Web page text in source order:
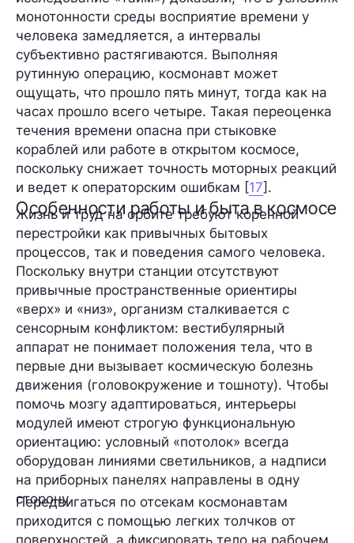
монотонности среды восприятие времени у
человека замедляется, а интервалы
субъективно растягиваются. Выполняя
рутинную операцию, космонавт может
ощущать, что прошло пять минут, тогда как на
часах прошло всего четыре. Такая переоценка
течения времени опасна при стыковке
кораблей или работе в открытом космосе,
поскольку снижает точность моторных реакций
и ведет к операторским ошибкам [17].
Особенности работы и быта в космосе
Жизнь и труд на орбите требуют коренной
перестройки как привычных бытовых
процессов, так и поведения самого человека.
Поскольку внутри станции отсутствуют
привычные пространственные ориентиры
«верх» и «низ», организм сталкивается с
сенсорным конфликтом: вестибулярный
аппарат не понимает положения тела, что в
первые дни вызывает космическую болезнь
движения (головокружение и тошноту). Чтобы
помочь мозгу адаптироваться, интерьеры
модулей имеют строгую функциональную
ориентацию: условный «потолок» всегда
оборудован линиями светильников, а надписи
на приборных панелях направлены в одну
сторону.
Передвигаться по отсекам космонавтам
приходится с помощью легких толчков от
поверхностей, а фиксировать тело на рабочем